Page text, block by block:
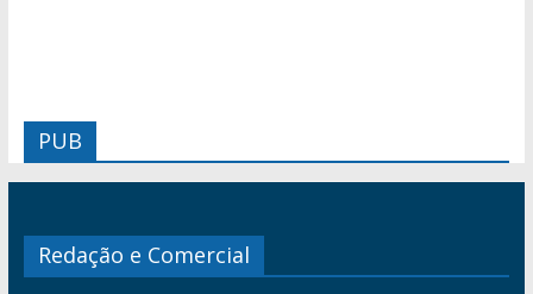
PUB
Redação e Comercial